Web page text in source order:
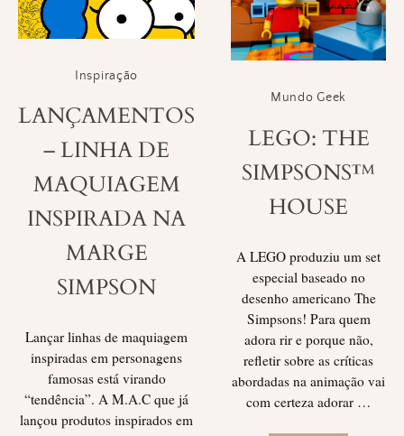
Inspiração
LANÇAMENTOS
– LINHA DE
MAQUIAGEM
INSPIRADA NA
MARGE
SIMPSON
Lançar linhas de maquiagem
inspiradas em personagens
famosas está virando
“tendência”. A M.A.C que já
lançou produtos inspirados em
Mundo Geek
LEGO: THE
SIMPSONS™
HOUSE
A LEGO produziu um set
especial baseado no
desenho americano The
Simpsons! Para quem
adora rir e porque não,
refletir sobre as críticas
abordadas na animação vai
com certeza adorar …